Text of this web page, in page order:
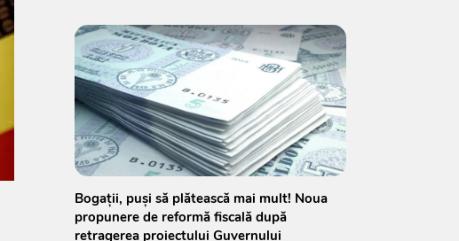
Bogații, puși să plătească mai mult! Noua
propunere de reformă fiscală după
retragerea proiectului Guvernului